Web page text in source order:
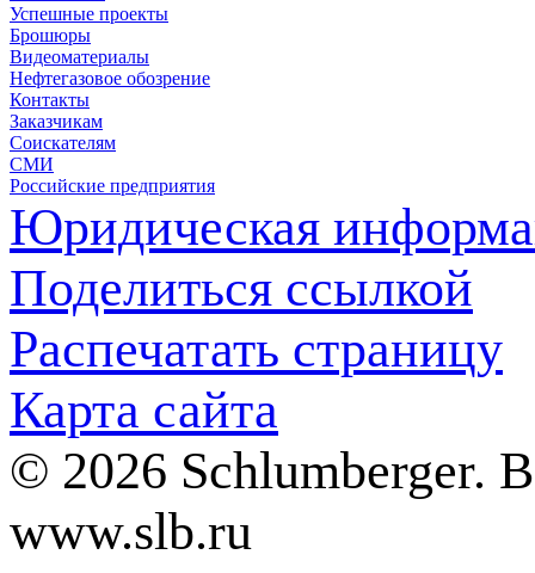
Успешные проекты
Брошюры
Видеоматериалы
Нефтегазовое обозрение
Контакты
Заказчикам
Соискателям
СМИ
Российские предприятия
Юридическая
Поделиться ссылкой
Распечатать страницу
Карта сайта
© 2026 Schlumberger.
www.slb.ru